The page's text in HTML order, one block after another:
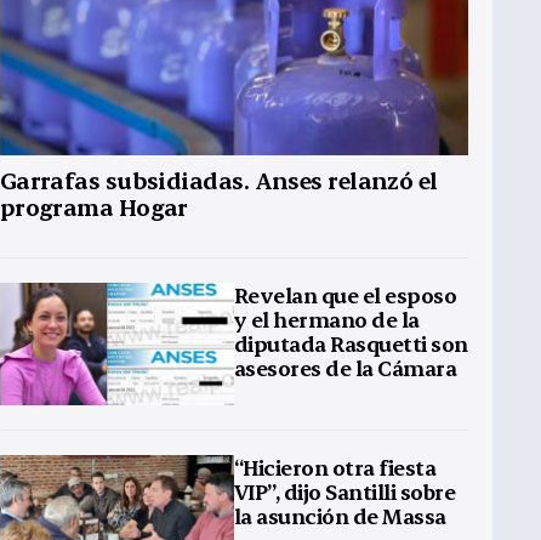
Garrafas subsidiadas. Anses relanzó el
programa Hogar
Revelan que el esposo
y el hermano de la
diputada Rasquetti son
asesores de la Cámara
“Hicieron otra fiesta
VIP”, dijo Santilli sobre
la asunción de Massa